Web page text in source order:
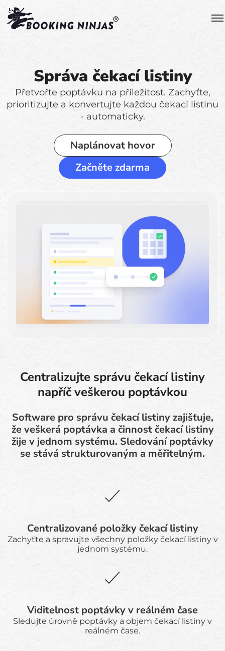
Správa čekací listiny
Přetvořte poptávku na příležitost. Zachyťte,
prioritizujte a konvertujte každou čekací listinu
- automaticky.
Naplánovat hovor
Začněte zdarma
Centralizujte správu čekací listiny
napříč veškerou poptávkou
Software pro správu čekací listiny zajišťuje,
že veškerá poptávka a činnost čekací listiny
žije v jednom systému. Sledování poptávky
se stává strukturovaným a měřitelným.
Centralizované položky čekací listiny
Zachyťte a spravujte všechny položky čekací listiny v
jednom systému.
Viditelnost poptávky v reálném čase
Sledujte úrovně poptávky a objem čekací listiny v
reálném čase.